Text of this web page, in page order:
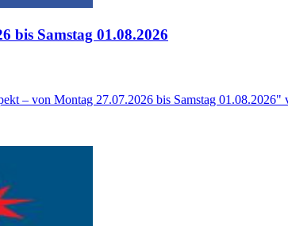
bis Samstag 01.08.2026
– von Montag 27.07.2026 bis Samstag 01.08.2026"